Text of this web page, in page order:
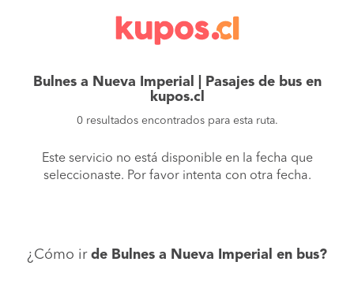
Bulnes a Nueva Imperial | Pasajes de bus en
kupos.cl
0 resultados encontrados para esta ruta.
Este servicio no está disponible en la fecha que
seleccionaste. Por favor intenta con otra fecha.
¿Cómo ir de Bulnes a Nueva Imperial en bus?